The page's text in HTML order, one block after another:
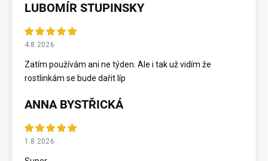
LUBOMÍR STUPINSKY
4.8.2026
Zatím používám ani ne týden. Ale i tak už vidím že
rostlinkám se bude dařit líp
ANNA BYSTŘICKÁ
1.8.2026